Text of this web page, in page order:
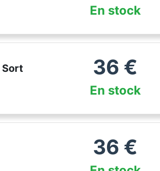
En stock
Sort
36 €
En stock
36 €